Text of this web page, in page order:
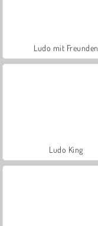
Ludo mit Freunden
Ludo King